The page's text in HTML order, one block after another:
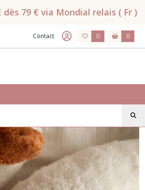
79 € via Mondial relais ( Fr )
Contact 0 0